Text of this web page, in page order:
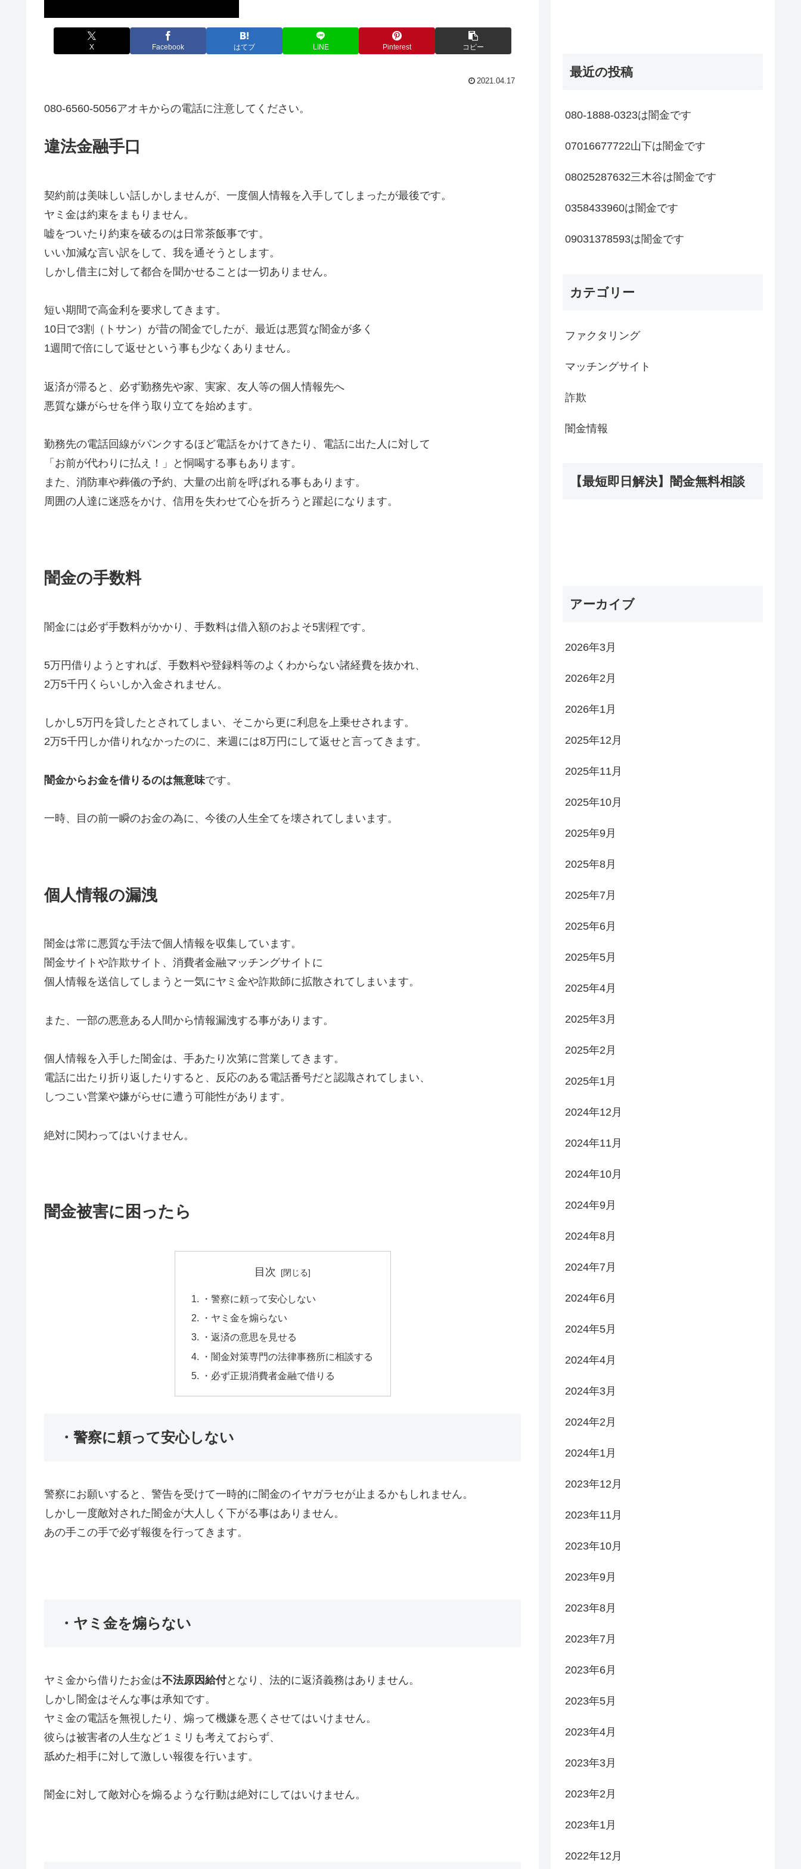
X Facebook はてブ LINE Pinterest コピー
2021.04.17
080-6560-5056アオキからの電話に注意してください。
違法金融手口
契約前は美味しい話しかしませんが、一度個人情報を入手してしまったが最後です。
ヤミ金は約束をまもりません。
嘘をついたり約束を破るのは日常茶飯事です。
いい加減な言い訳をして、我を通そうとします。
しかし借主に対して都合を聞かせることは一切ありません。
短い期間で高金利を要求してきます。
10日で3割（トサン）が昔の闇金でしたが、最近は悪質な闇金が多く
1週間で倍にして返せという事も少なくありません。
返済が滞ると、必ず勤務先や家、実家、友人等の個人情報先へ
悪質な嫌がらせを伴う取り立てを始めます。
勤務先の電話回線がパンクするほど電話をかけてきたり、電話に出た人に対して
「お前が代わりに払え！」と恫喝する事もあります。
また、消防車や葬儀の予約、大量の出前を呼ばれる事もあります。
周囲の人達に迷惑をかけ、信用を失わせて心を折ろうと躍起になります。
闇金の手数料
闇金には必ず手数料がかかり、手数料は借入額のおよそ5割程です。
5万円借りようとすれば、手数料や登録料等のよくわからない諸経費を抜かれ、
2万5千円くらいしか入金されません。
しかし5万円を貸したとされてしまい、そこから更に利息を上乗せされます。
2万5千円しか借りれなかったのに、来週には8万円にして返せと言ってきます。
闇金からお金を借りるのは無意味です。
一時、目の前一瞬のお金の為に、今後の人生全てを壊されてしまいます。
個人情報の漏洩
闇金は常に悪質な手法で個人情報を収集しています。
闇金サイトや詐欺サイト、消費者金融マッチングサイトに
個人情報を送信してしまうと一気にヤミ金や詐欺師に拡散されてしまいます。
また、一部の悪意ある人間から情報漏洩する事があります。
個人情報を入手した闇金は、手あたり次第に営業してきます。
電話に出たり折り返したりすると、反応のある電話番号だと認識されてしまい、
しつこい営業や嫌がらせに遭う可能性があります。
絶対に関わってはいけません。
闇金被害に困ったら
目次
・警察に頼って安心しない
・ヤミ金を煽らない
・返済の意思を見せる
・闇金対策専門の法律事務所に相談する
・必ず正規消費者金融で借りる
・警察に頼って安心しない
警察にお願いすると、警告を受けて一時的に闇金のイヤガラセが止まるかもしれません。
しかし一度敵対された闇金が大人しく下がる事はありません。
あの手この手で必ず報復を行ってきます。
・ヤミ金を煽らない
ヤミ金から借りたお金は不法原因給付となり、法的に返済義務はありません。
しかし闇金はそんな事は承知です。
ヤミ金の電話を無視したり、煽って機嫌を悪くさせてはいけません。
彼らは被害者の人生など１ミリも考えておらず、
舐めた相手に対して激しい報復を行います。
闇金に対して敵対心を煽るような行動は絶対にしてはいけません。
最近の投稿
080-1888-0323は闇金です
07016677722山下は闇金です
08025287632三木谷は闇金です
0358433960は闇金です
09031378593は闇金です
カテゴリー
ファクタリング
マッチングサイト
詐欺
闇金情報
【最短即日解決】闇金無料相談
アーカイブ
2026年3月
2026年2月
2026年1月
2025年12月
2025年11月
2025年10月
2025年9月
2025年8月
2025年7月
2025年6月
2025年5月
2025年4月
2025年3月
2025年2月
2025年1月
2024年12月
2024年11月
2024年10月
2024年9月
2024年8月
2024年7月
2024年6月
2024年5月
2024年4月
2024年3月
2024年2月
2024年1月
2023年12月
2023年11月
2023年10月
2023年9月
2023年8月
2023年7月
2023年6月
2023年5月
2023年4月
2023年3月
2023年2月
2023年1月
2022年12月